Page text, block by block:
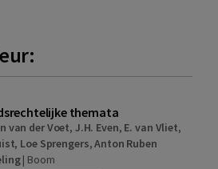
themata
van der Voet, J.H. Even, E. van Vliet,
, Loe Sprengers,Anton Ruben
| Boom